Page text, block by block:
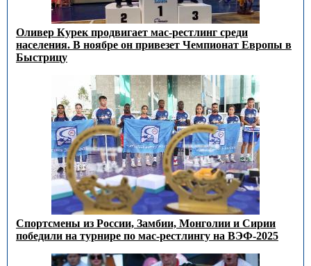
Оливер Курек продвигает мас-рестлинг среди
населения. В ноябре он привезет Чемпионат Европы в
Быстрицу
Спортсмены из России, Замбии, Монголии и Сирии
победили на турнире по мас-рестлингу на ВЭФ-2025